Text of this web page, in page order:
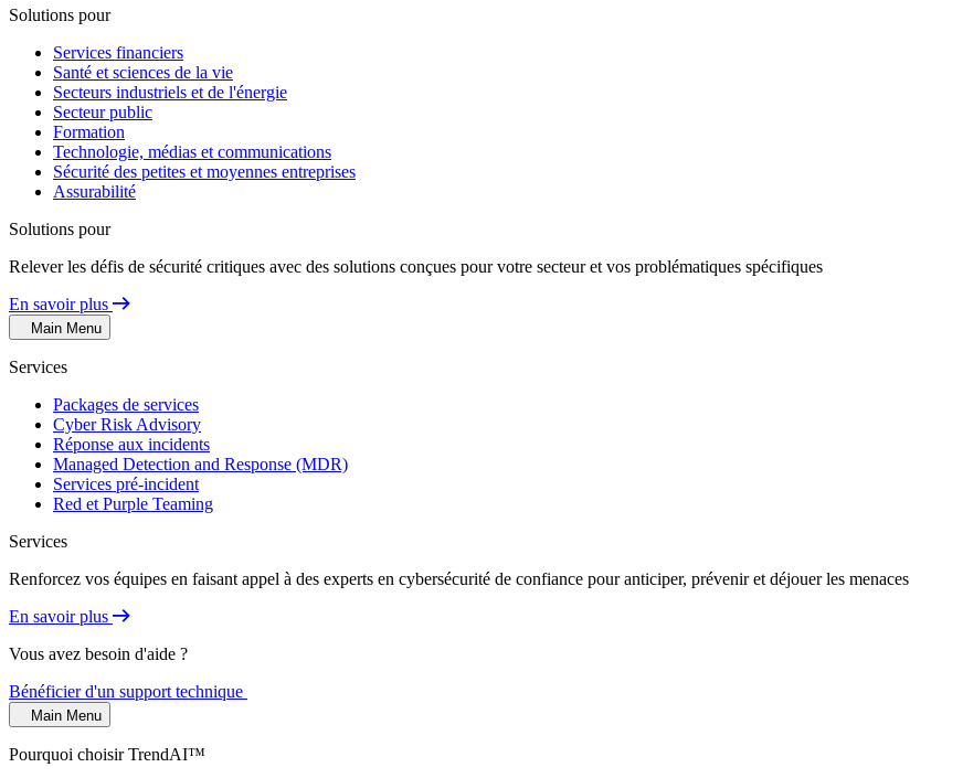
Solutions pour
Services financiers
Santé et sciences de la vie
Secteurs industriels et de l'énergie
Secteur public
Formation
Technologie, médias et communications
Sécurité des petites et moyennes entreprises
Assurabilité
Solutions pour
Relever les défis de sécurité critiques avec des solutions conçues pour votre secteur et vos problématiques spécifiques
En savoir plus
Main Menu
Services
Packages de services
Cyber Risk Advisory
Réponse aux incidents
Managed Detection and Response (MDR)
Services pré-incident
Red et Purple Teaming
Services
Renforcez vos équipes en faisant appel à des experts en cybersécurité de confiance pour anticiper, prévenir et déjouer les menaces
En savoir plus
Vous avez besoin d'aide ?
Bénéficier d'un support technique
Main Menu
Pourquoi choisir TrendAI™